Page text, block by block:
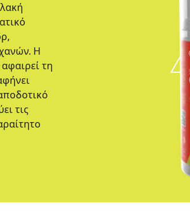
Η
τη
τις